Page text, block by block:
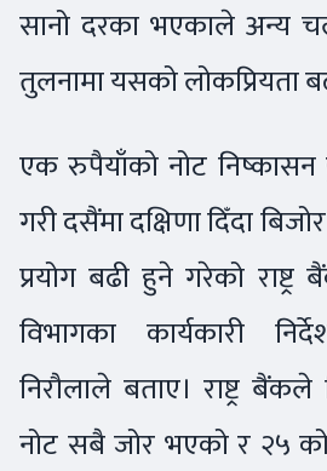
सानो दरका भएकाले अन्य
तुलनामा यसको लोकप्रियता
एक रुपैयाँको नोट
गरी दसैंमा दक्षिणा दिँदा
प्रयोग बढी हुने गरेको राष्ट्र
विभागका कार्यकारी
निरौलाले बताए। राष्ट्र
नोट सबै जोर भएको र २५